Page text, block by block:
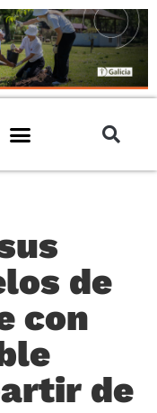
de
con
de